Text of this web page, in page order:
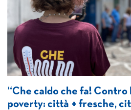
“Che caldo che fa! Contro
poverty: città + fresche,